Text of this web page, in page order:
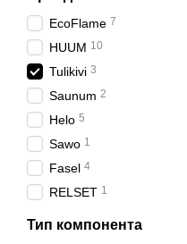
EcoFlame 7
HUUM 10
Tulikivi 3
Saunum 2
Helo 5
Sawo 1
Fasel 4
RELSET 1
Тип компонента